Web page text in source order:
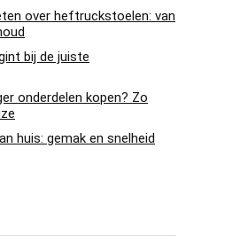
over heftruckstoelen: van
bij de juiste
onderdelen kopen? Zo
huis: gemak en snelheid